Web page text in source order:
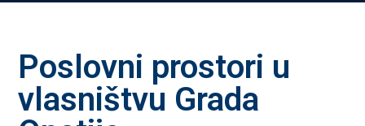
Poslovni prostori u
vlasništvu Grada